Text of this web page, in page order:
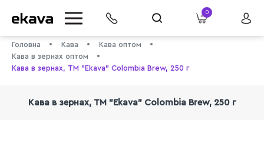
0
Головна Кава
Кава оптом
Кава в зернах оптом
Кава в зернах, ТМ "Ekava" Colombia Brew, 250 г
Кава в зернах, ТМ "Ekava" Colombia Brew, 250 г